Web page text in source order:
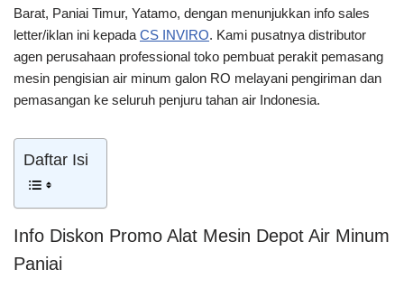
Barat, Paniai Timur, Yatamo, dengan menunjukkan info sales
letter/iklan ini kepada CS INVIRO. Kami pusatnya distributor
agen perusahaan professional toko pembuat perakit pemasang
mesin pengisian air minum galon RO melayani pengiriman dan
pemasangan ke seluruh penjuru tahan air Indonesia.
Daftar Isi
Info Diskon Promo Alat Mesin Depot Air Minum
Paniai